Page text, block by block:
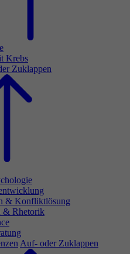
Krebs
Zuklappen
& Konfliktlösung
& Rhetorik
Auf- oder Zuklappen